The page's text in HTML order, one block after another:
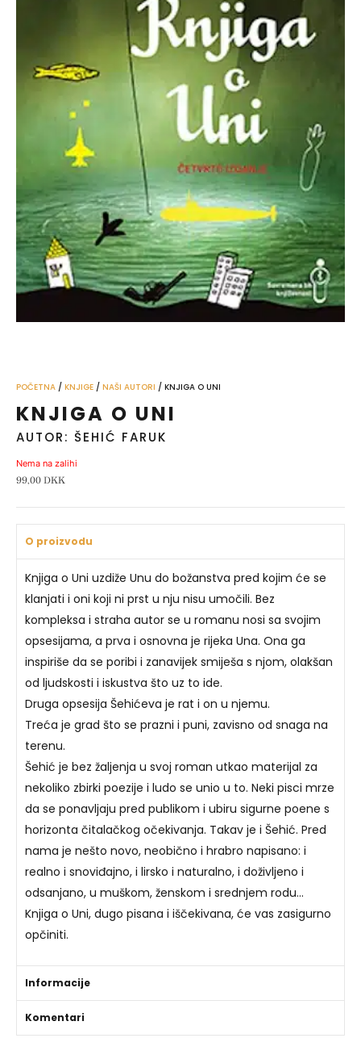
POČETNA / KNJIGE / NAŠI AUTORI / KNJIGA O UNI
KNJIGA O UNI
AUTOR: ŠEHIĆ FARUK
Nema na zalihi
99,00 DKK
O proizvodu
Knjiga o Uni uzdiže Unu do božanstva pred kojim će se
klanjati i oni koji ni prst u nju nisu umočili. Bez
kompleksa i straha autor se u romanu nosi sa svojim
opsesijama, a prva i osnovna je rijeka Una. Ona ga
inspiriše da se poribi i zanavijek smiješa s njom, olakšan
od ljudskosti i iskustva što uz to ide.
Druga opsesija Šehićeva je rat i on u njemu.
Treća je grad što se prazni i puni, zavisno od snaga na
terenu.
Šehić je bez žaljenja u svoj roman utkao materijal za
nekoliko zbirki poezije i ludo se unio u to. Neki pisci mrze
da se ponavljaju pred publikom i ubiru sigurne poene s
horizonta čitalačkog očekivanja. Takav je i Šehić. Pred
nama je nešto novo, neobično i hrabro napisano: i
realno i snoviđajno, i lirsko i naturalno, i doživljeno i
odsanjano, u muškom, ženskom i srednjem rodu…
Knjiga o Uni, dugo pisana i iščekivana, će vas zasigurno
opčiniti.
Informacije
Komentari